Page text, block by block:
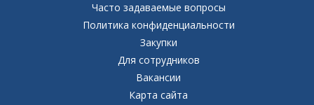
Часто задаваемые вопросы
Политика конфиденциальности
Закупки
Для сотрудников
Вакансии
Карта сайта